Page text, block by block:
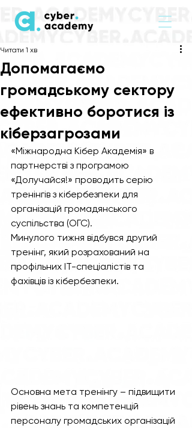
Допомагаємо
громадському сектору
ефективно боротися із
кіберзагрозами
Читати 1 хв
«Міжнародна Кібер Академія» в
партнерстві з програмою
«Долучайся!» проводить серію
тренінгів з кібербезпеки для
організацій громадянського
суспільства (ОГС).
Минулого тижня відбувся другий
тренінг, який розрахований на
профільних IT-спеціалістів та
фахівців із кібербезпеки.
Основна мета тренінгу – підвищити
рівень знань та компетенцій
персоналу громадських організацій